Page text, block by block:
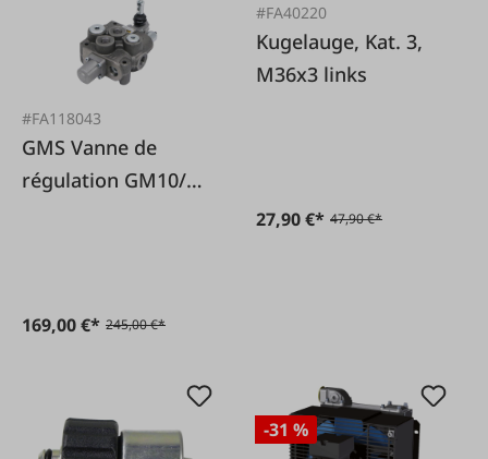
#FA118043
GMS Vanne de
régulation GM10/1
169,00 €* 245,00 €*
#FA40220
Kugelauge, Kat. 3,
M36x3 links
27,90 €* 47,90 €*
-31 %